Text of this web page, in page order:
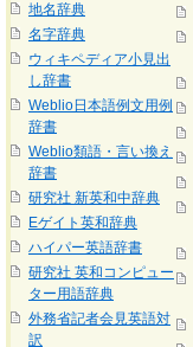
地名辞典
名字辞典
ウィキペディア小見出
し辞書
Weblio日本語例文用例
辞書
Weblio類語・言い換え
辞書
研究社 新英和中辞典
Eゲイト英和辞典
ハイパー英語辞書
研究社 英和コンピュー
ター用語辞典
外務省記者会見英語対
訳